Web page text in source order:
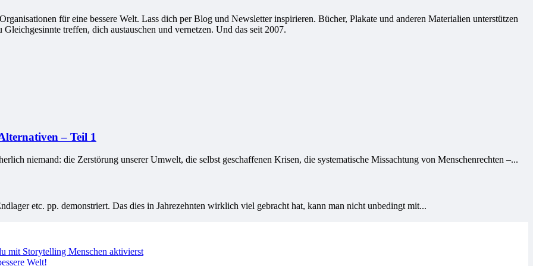
für eine bessere Welt. Lass dich per Blog und Newsletter inspirieren. Bücher, Plakate und anderen Materialien unterstützen
treffen, dich austauschen und vernetzen. Und das seit 2007.
– Teil 1
niemand: die Zerstörung unserer Umwelt, die selbst geschaffenen Krisen, die systematische Missachtung von Menschenrechten –...
etc. pp. demonstriert. Das dies in Jahrezehnten wirklich viel gebracht hat, kann man nicht unbedingt mit...
mit Storytelling Menschen aktivierst
Welt!